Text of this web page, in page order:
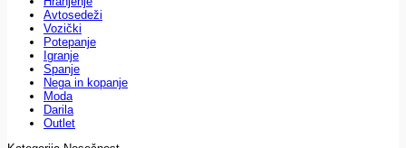
Avtosedeži
Vozički
Potepanje
Igranje
Spanje
Nega in kopanje
Moda
Darila
Outlet